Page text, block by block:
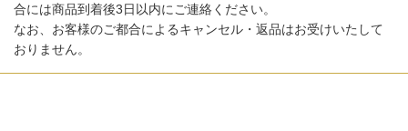
合には商品到着後3日以内にご連絡ください。
なお、お客様のご都合によるキャンセル・返品はお受けいたして
おりません。